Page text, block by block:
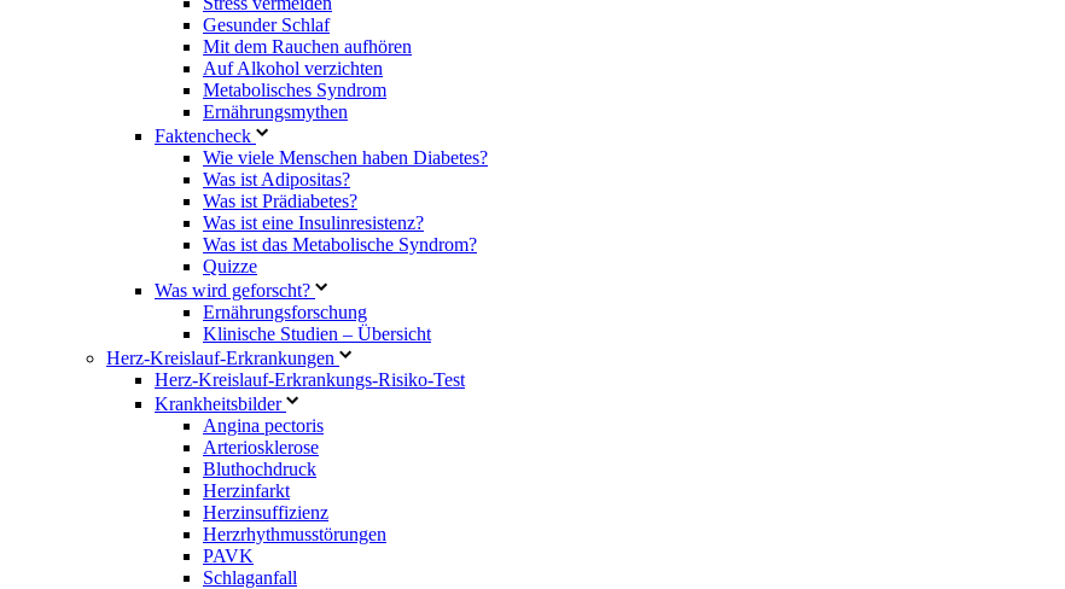
Gesunder Schlaf
Mit dem Rauchen aufhören
Auf Alkohol verzichten
Metabolisches Syndrom
Ernährungsmythen
Faktencheck
Wie viele Menschen haben Diabetes?
Was ist Adipositas?
Was ist Prädiabetes?
Was ist eine Insulinresistenz?
Was ist das Metabolische Syndrom?
Quizze
Was wird geforscht?
Ernährungsforschung
Klinische Studien – Übersicht
Herz-Kreislauf-Erkrankungen
Herz-Kreislauf-Erkrankungs-Risiko-Test
Krankheitsbilder
Angina pectoris
Arteriosklerose
Bluthochdruck
Herzinfarkt
Herzinsuffizienz
Herzrhythmusstörungen
PAVK
Schlaganfall